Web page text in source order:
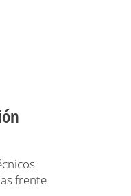
frente